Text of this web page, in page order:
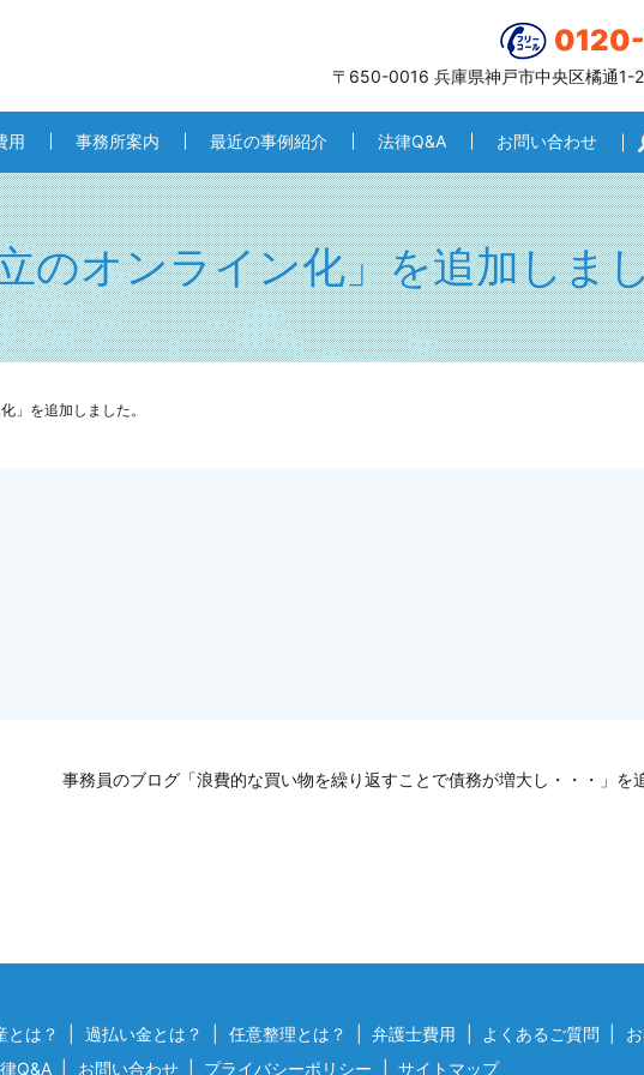
〒650-0016 兵庫県神戸市中央区橘通1-
用 事務所案内 最近の事例紹介 法律Q&A お問い合わせ
のオンライン化」を追加しま
」を追加しました。
事務員のブログ「浪費的な買い物を繰り返すことで債務が増大し・・・」を
とは？ 過払い金とは？ 任意整理とは？ 弁護士費用 よくあるご質問
Q&A お問い合わせ プライバシーポリシー サイトマップ